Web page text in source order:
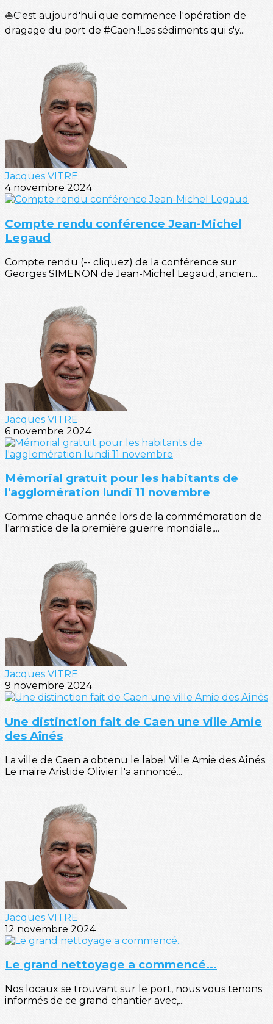
⛵C'est aujourd'hui que commence l'opération de
dragage du port de #Caen !Les sédiments qui s'y...
Jacques VITRE
4 novembre 2024
Compte rendu conférence Jean-Michel
Legaud
Compte rendu (-- cliquez) de la conférence sur
Georges SIMENON de Jean-Michel Legaud, ancien...
Jacques VITRE
6 novembre 2024
Mémorial gratuit pour les habitants de
l'agglomération lundi 11 novembre
Comme chaque année lors de la commémoration de
l'armistice de la première guerre mondiale,...
Jacques VITRE
9 novembre 2024
Une distinction fait de Caen une ville Amie
des Aînés
La ville de Caen a obtenu le label Ville Amie des Aînés.
Le maire Aristide Olivier l'a annoncé...
Jacques VITRE
12 novembre 2024
Le grand nettoyage a commencé...
Nos locaux se trouvant sur le port, nous vous tenons
informés de ce grand chantier avec,...